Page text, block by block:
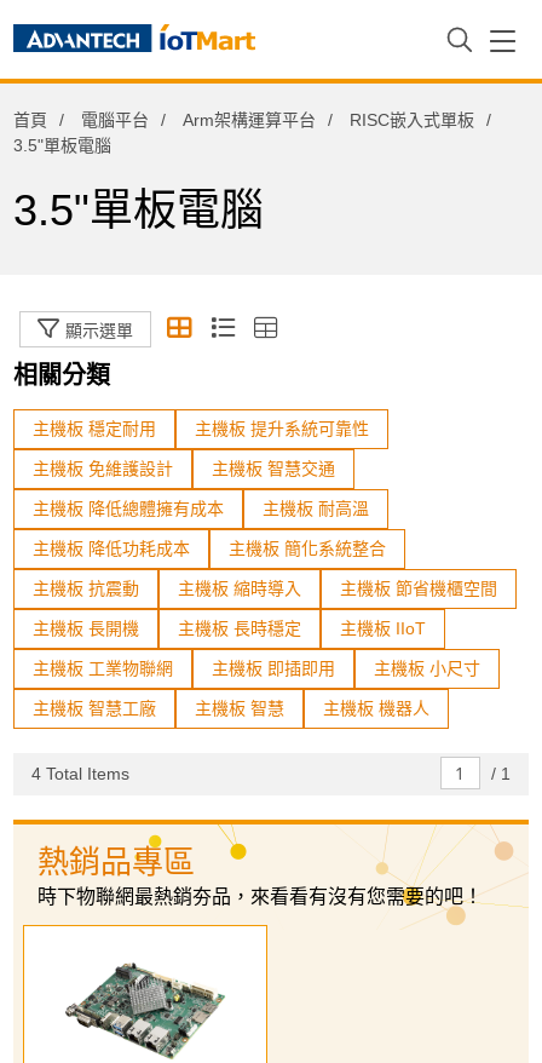
首頁 電腦平台 Arm架構運算平台
RISC嵌入式單板
3.5"單板電腦
3.5"單板電腦
顯示選單
Arm架構運算平台
RISC嵌入式單板
UIO40-Express I/O擴充卡
RISC嵌入式工業電腦
RISC嵌入式開發套件
主機板
單板電腦
整機電腦
模組化電腦(COM)
手持平板
工業機箱
機器人開發專用區
規格篩選
Status
In Stock
相關分類
主機板 穩定耐用 主機板 提升系統可靠性
主機板 免維護設計 主機板 智慧交通
主機板 降低總體擁有成本 主機板 耐高溫
主機板 降低功耗成本 主機板 簡化系統整合
主機板 抗震動 主機板 縮時導入 主機板 節省機櫃空間
主機板 長開機 主機板 長時穩定 主機板 IIoT
主機板 工業物聯網 主機板 即插即用 主機板 小尺寸
主機板 智慧工廠 主機板 智慧 主機板 機器人
4 Total Items / 1
熱銷品專區
時下物聯網最熱銷夯品，來看看有沒有您需要的吧！